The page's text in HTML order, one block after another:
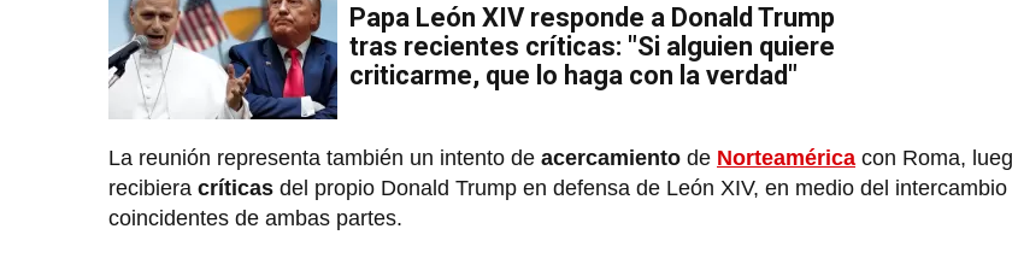
Papa León XIV responde a Donald Trump
tras recientes críticas: "Si alguien quiere
criticarme, que lo haga con la verdad"
La reunión representa también un intento de acercamiento de Norteamérica con Roma,
recibiera críticas del propio Donald Trump en defensa de León XIV, en medio del
coincidentes de ambas partes.